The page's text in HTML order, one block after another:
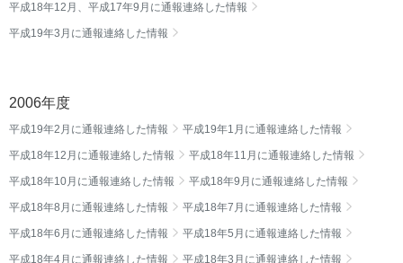
平成18年12月、平成17年9月に通報連絡した情報
平成19年3月に通報連絡した情報
2006年度
平成19年2月に通報連絡した情報 平成19年1月に通報連絡した情報
平成18年12月に通報連絡した情報 平成18年11月に通報連絡した情報
平成18年10月に通報連絡した情報 平成18年9月に通報連絡した情報
平成18年8月に通報連絡した情報 平成18年7月に通報連絡した情報
平成18年6月に通報連絡した情報 平成18年5月に通報連絡した情報
平成18年4月に通報連絡した情報 平成18年3月に通報連絡した情報